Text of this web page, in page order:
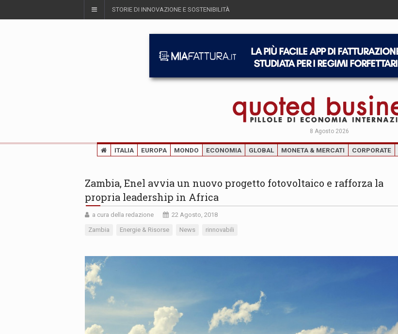
STORIE DI INNOVAZIONE E SOSTENIBILITÀ
8 Agosto 2026
ITALIA EUROPA MONDO ECONOMIA GLOBAL MONETA & MERCATI CORPORATE
Zambia, Enel avvia un nuovo progetto fotovoltaico e rafforza la
propria leadership in Africa
a cura della redazione 22 Agosto, 2018
Zambia Energie & Risorse News rinnovabili